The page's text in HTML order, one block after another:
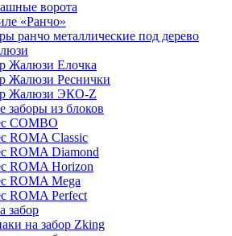
ворота
«Ранчо»
ранчо металлические под дерево
Жалюзи Елочка
Жалюзи Реснички
Жалюзи ЭКО-Z
заборы из блоков
COMBO
ROMA Classic
ROMA Diamond
ROMA Horizon
ROMA Mega
ROMA Perfect
забор
на забор Zking